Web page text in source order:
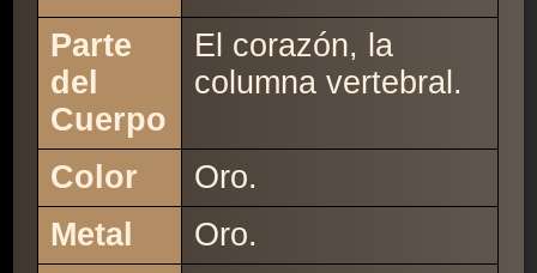
Parte
del
Cuerpo
El corazón, la
columna vertebral.
Color
Oro.
Metal
Oro.